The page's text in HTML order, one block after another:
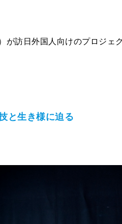
が訪日外国人向けのプロジ
と生き様に迫る